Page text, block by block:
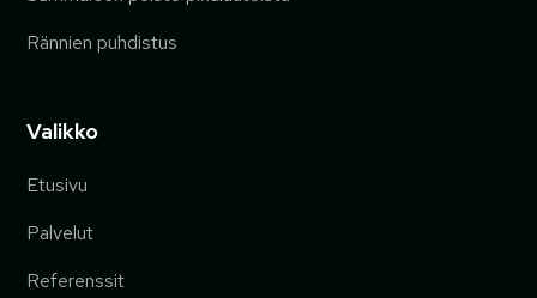
Rännien puhdistus
Valikko
Etusivu
Palvelut
Referenssit